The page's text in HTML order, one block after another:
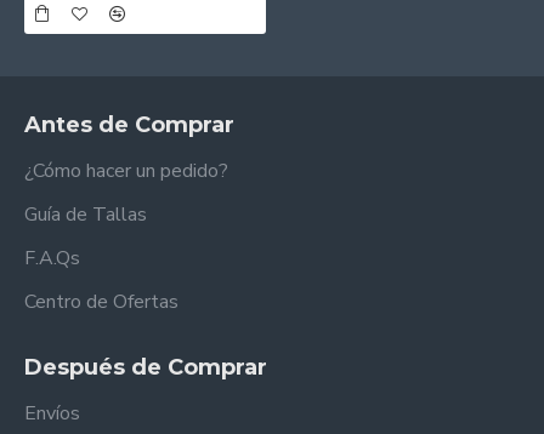
Antes de Comprar
¿Cómo hacer un pedido?
Guía de Tallas
F.A.Qs
Centro de Ofertas
Después de Comprar
Envíos